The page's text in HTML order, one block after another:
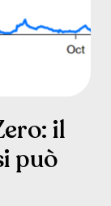
il
può